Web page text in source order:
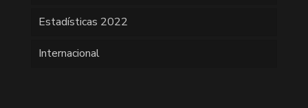
Estadísticas 2022
Internacional